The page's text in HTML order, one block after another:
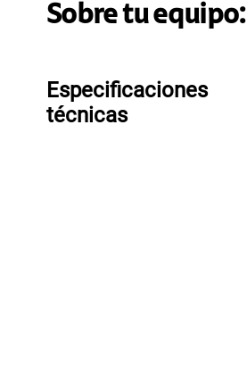
Sobre tu equipo:
Especificaciones
técnicas